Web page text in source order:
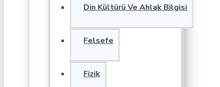
Din Kültürü Ve Ahlak Bilgisi
Felsefe
Fizik